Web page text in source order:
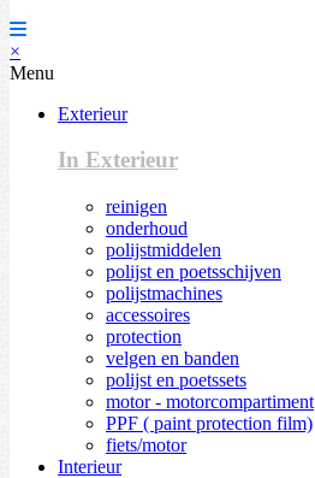
×
Menu
Exterieur
In Exterieur
reinigen
onderhoud
polijstmiddelen
polijst en poetsschijven
polijstmachines
accessoires
protection
velgen en banden
polijst en poetssets
motor - motorcompartiment
PPF ( paint protection film)
fiets/motor
Interieur